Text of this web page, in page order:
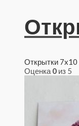
Открытки 7x10
Оценка 0 из 5